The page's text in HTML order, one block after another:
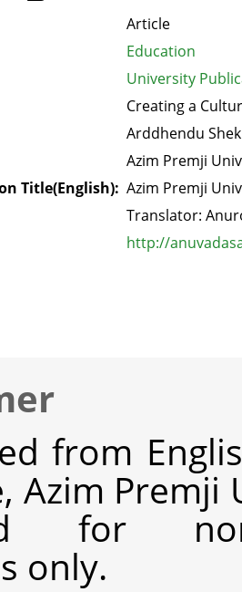
Article
Education
University
Creating a
Arddhendu
Azim Premji
Title(English): Azim Premji
Translator:
http://
from
Azim Premji
for non-
only.